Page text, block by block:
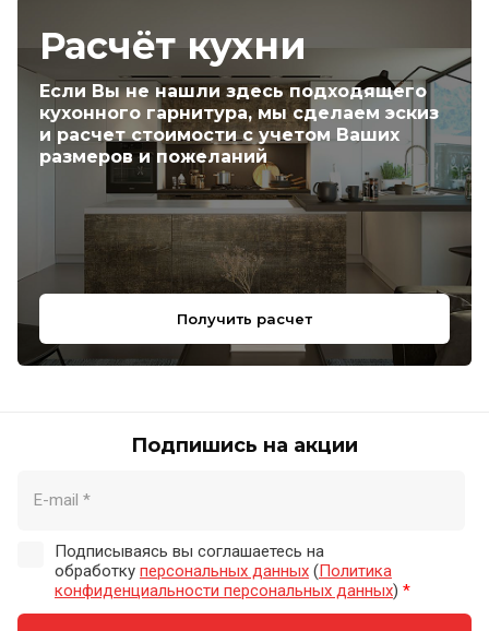
Расчёт кухни
Если Вы не нашли здесь подходящего
кухонного гарнитура, мы сделаем эскиз
и расчет стоимости с учетом Ваших
размеров и пожеланий
Получить расчет
Подпишись на акции
Подписываясь вы соглашаетесь на
обработку персональных данных (Политика
конфиденциальности персональных данных) *